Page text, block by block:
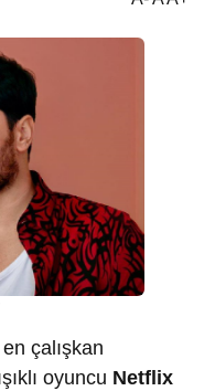
çalışkan
oyuncu Netflix